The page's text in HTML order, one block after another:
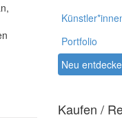
Portfolio
Neu
Kaufen /